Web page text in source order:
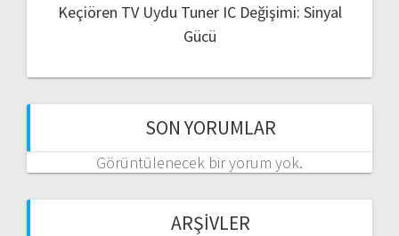
Keçiören TV Uydu Tuner IC Değişimi: Sinyal
Gücü
SON YORUMLAR
Görüntülenecek bir yorum yok.
ARŞIVLER